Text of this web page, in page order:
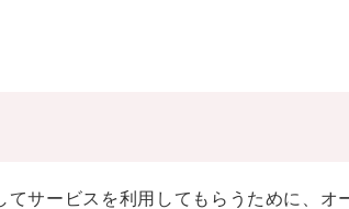
サービスを利用してもらうために、オ